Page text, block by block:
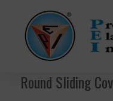
Round Sliding